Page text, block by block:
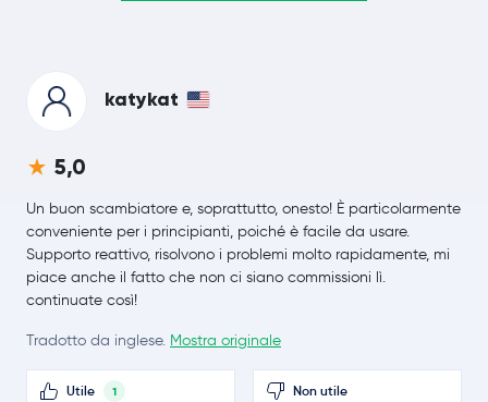
Cardano ADA
Chainlink LINK
Stellar Lumens XLM
Bitcoin Cash
katykat
5,0
Un buon scambiatore e, soprattutto, onesto! È particolarmente
conveniente per i principianti, poiché è facile da usare.
Supporto reattivo, risolvono i problemi molto rapidamente, mi
piace anche il fatto che non ci siano commissioni lì.
continuate così!
Tradotto da inglese. Mostra originale
Utile 1 Non utile